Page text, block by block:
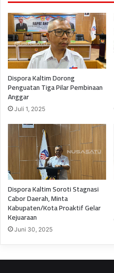
Dispora Kaltim Dorong
Penguatan Tiga Pilar Pembinaan
Anggar
Juli 1, 2025
Dispora Kaltim Soroti Stagnasi
Cabor Daerah, Minta
Kabupaten/Kota Proaktif Gelar
Kejuaraan
Juni 30, 2025